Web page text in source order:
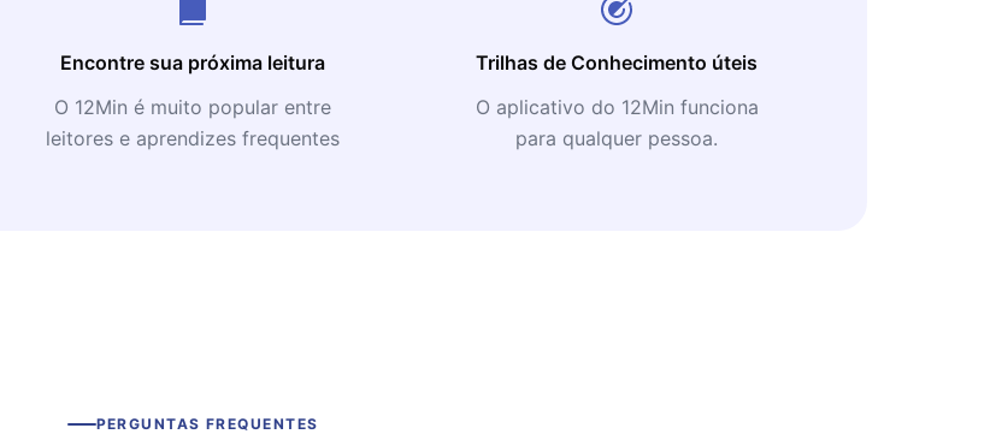
Encontre sua próxima leitura
O 12Min é muito popular entre
leitores e aprendizes frequentes
Trilhas de Conhecimento úteis
O aplicativo do 12Min funciona
para qualquer pessoa.
PERGUNTAS FREQUENTES